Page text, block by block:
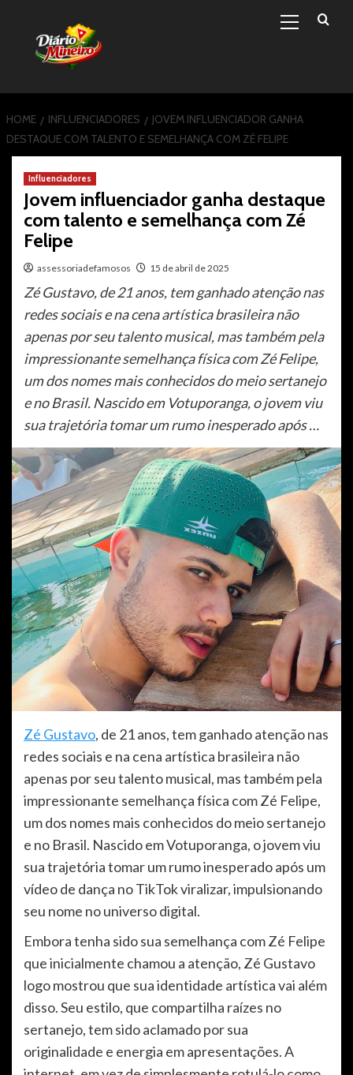
content
Menu
HOME INFLUENCIADORES
JOVEM INFLUENCIADOR GANHA
DESTAQUE COM TALENTO E SEMELHANÇA COM ZÉ FELIPE
Influenciadores
Jovem influenciador ganha destaque
com talento e semelhança com Zé
Felipe
assessoriadefamosos 15 de abril de 2025
Zé Gustavo, de 21 anos, tem ganhado atenção nas
redes sociais e na cena artística brasileira não
apenas por seu talento musical, mas também pela
impressionante semelhança física com Zé Felipe,
um dos nomes mais conhecidos do meio sertanejo
e no Brasil. Nascido em Votuporanga, o jovem viu
sua trajetória tomar um rumo inesperado após …
Zé Gustavo, de 21 anos, tem ganhado atenção nas
redes sociais e na cena artística brasileira não
apenas por seu talento musical, mas também pela
impressionante semelhança física com Zé Felipe,
um dos nomes mais conhecidos do meio sertanejo
e no Brasil. Nascido em Votuporanga, o jovem viu
sua trajetória tomar um rumo inesperado após um
vídeo de dança no TikTok viralizar, impulsionando
seu nome no universo digital.
Embora tenha sido sua semelhança com Zé Felipe
que inicialmente chamou a atenção, Zé Gustavo
logo mostrou que sua identidade artística vai além
disso. Seu estilo, que compartilha raízes no
sertanejo, tem sido aclamado por sua
originalidade e energia em apresentações. A